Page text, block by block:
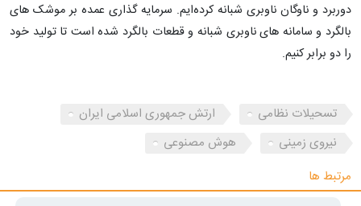
دوربرد و ناوگان ناوبری شبانه کرده‌ایم. سرمایه گذاری عمده بر موشک های
بالگرد و سامانه های ناوبری شبانه و قطعات بالگرد شده است تا تولید خود
را دو برابر کنیم.
تسحیلات نظامی
ارتش جمهوری اسلامی ایران
نیروی زمینی
هوش مصنوعی
مرتبط ها